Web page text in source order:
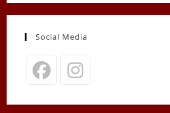
Social Media
in
in